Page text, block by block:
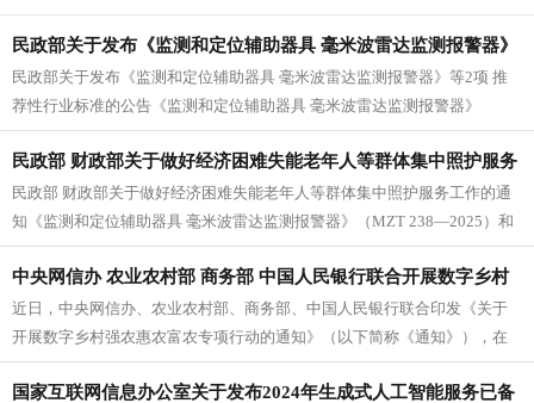
须贯彻的重大原则的首位，...
民政部关于发布《监测和定位辅助器具 毫米波雷达监测报警器》
等2项 推荐性行业标准的公告
民政部关于发布《监测和定位辅助器具 毫米波雷达监测报警器》等2项 推
荐性行业标准的公告《监测和定位辅助器具 毫米波雷达监测报警器》
（MZT 238—2025）和...
民政部 财政部关于做好经济困难失能老年人等群体集中照护服务
工作的通知
民政部 财政部关于做好经济困难失能老年人等群体集中照护服务工作的通
知《监测和定位辅助器具 毫米波雷达监测报警器》（MZT 238—2025）和
《轮椅网球竞技比赛...
中央网信办 农业农村部 商务部 中国人民银行联合开展数字乡村
强农惠农富农专项行动
近日，中央网信办、农业农村部、商务部、中国人民银行联合印发《关于
开展数字乡村强农惠农富农专项行动的通知》（以下简称《通知》），在
浙江省、安徽省、福建省、山东省、...
国家互联网信息办公室关于发布2024年生成式人工智能服务已备